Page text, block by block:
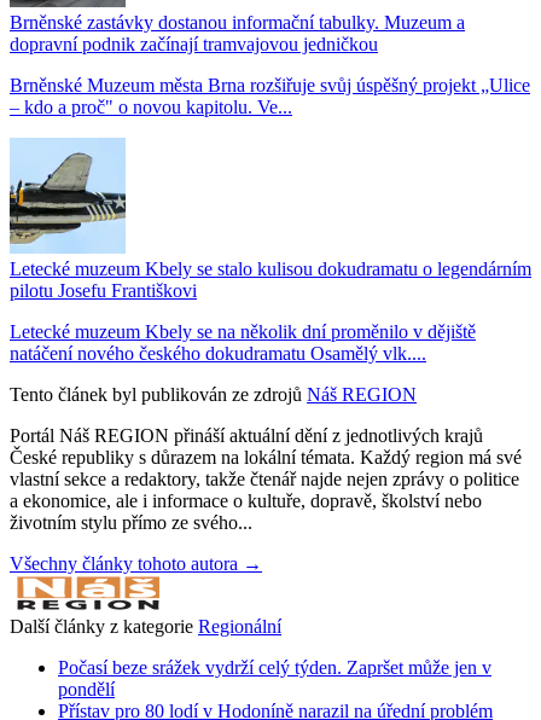
Brněnské zastávky dostanou informační tabulky. Muzeum a
dopravní podnik začínají tramvajovou jedničkou
Brněnské Muzeum města Brna rozšiřuje svůj úspěšný projekt „Ulice
– kdo a proč" o novou kapitolu. Ve...
Letecké muzeum Kbely se stalo kulisou dokudramatu o legendárním
pilotu Josefu Františkovi
Letecké muzeum Kbely se na několik dní proměnilo v dějiště
natáčení nového českého dokudramatu Osamělý vlk....
Tento článek byl publikován ze zdrojů Náš REGION
Portál Náš REGION přináší aktuální dění z jednotlivých krajů
České republiky s důrazem na lokální témata. Každý region má své
vlastní sekce a redaktory, takže čtenář najde nejen zprávy o politice
a ekonomice, ale i informace o kultuře, dopravě, školství nebo
životním stylu přímo ze svého...
Všechny články tohoto autora →
Další články z kategorie Regionální
Počasí beze srážek vydrží celý týden. Zapršet může jen v
pondělí
Přístav pro 80 lodí v Hodoníně narazil na úřední problém